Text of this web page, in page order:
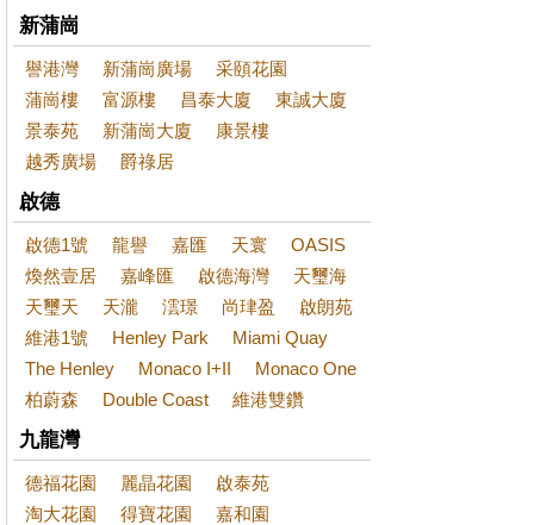
新蒲崗
譽港灣 新蒲崗廣場
采頤花園
蒲崗樓
富源樓 昌泰大廈
東誠大廈
景泰苑
新蒲崗大廈
康景樓
越秀廣場
爵祿居
啟德
啟德1號 龍譽 嘉匯 天寰
OASIS
煥然壹居
嘉峰匯 啟德海灣
天璽海
天璽天
天瀧 澐璟 尚珒盈
啟朗苑
維港1號
Henley Park
Miami Quay
The Henley
Monaco I+II
Monaco One
柏蔚森
Double Coast 維港雙鑽
九龍灣
德福花園 麗晶花園
啟泰苑
淘大花園
得寶花園 嘉和園